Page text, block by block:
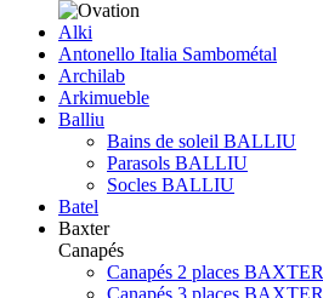
Alki
Antonello Italia Sambométal
Archilab
Arkimueble
Balliu
Bains de soleil BALLIU
Parasols BALLIU
Socles BALLIU
Batel
Baxter
Canapés
Canapés 2 places BAXTER
Canapés 3 places BAXTER